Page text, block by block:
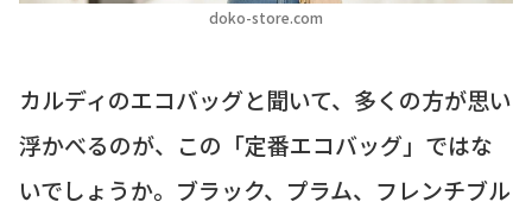
doko-store.com
カルディのエコバッグと聞いて、多くの方が思い
浮かべるのが、この「定番エコバッグ」ではな
いでしょうか。ブラック、プラム、フレンチブル